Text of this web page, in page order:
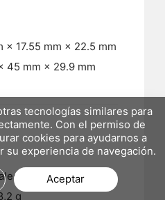
× 17.55 mm × 22.5 mm
45 mm × 29.9 mm
3.6 g
g
tecnologías similares para
Con el permiso de
cookies para ayudarnos a
su experiencia de navegación.
Aceptar